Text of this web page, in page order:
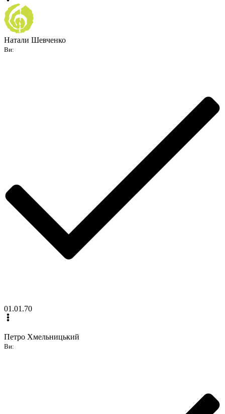
Натали Шевченко
Ви:
01.01.70
Петро Хмельницький
Ви: